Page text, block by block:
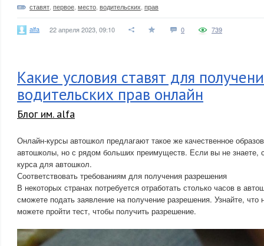
ставят первое место водительских прав
alfa 22 апреля 2023, 09:10 0 739
Какие условия ставят для
водительских прав онлайн
Блог им. alfa
Онлайн-курсы автошкол предлагают такое же качественное
автошколы, но с рядом больших преимуществ. Если вы не знаете,
курса для автошкол.
Соответствовать требованиям для получения разрешения
В некоторых странах потребуется отработать столько часов в
сможете подать заявление на получение разрешения. Узнайте,
можете пройти тест, чтобы получить разрешение.